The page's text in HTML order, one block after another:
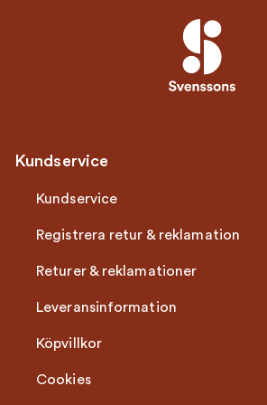
Kundservice
Kundservice
Registrera retur & reklamation
Returer & reklamationer
Leveransinformation
Köpvillkor
Cookies